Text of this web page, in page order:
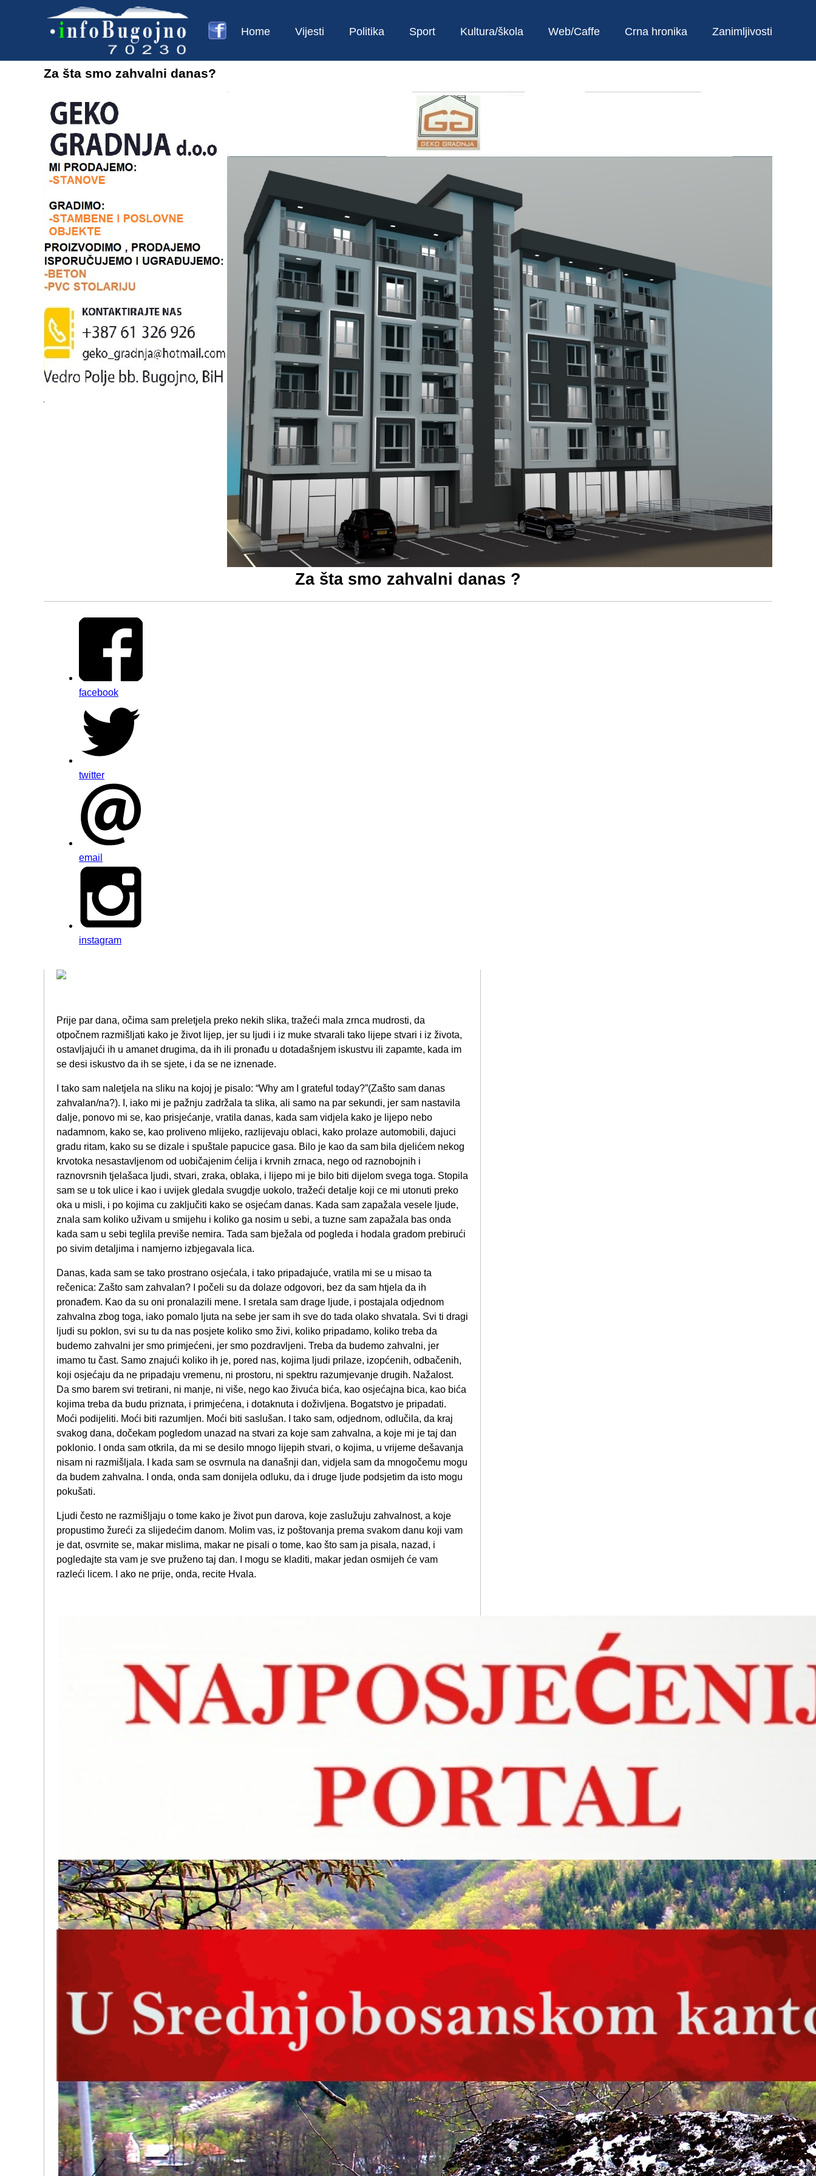
Home Vijesti Politika Sport Kultura/škola Web/Caffe Crna hronika Zanimljivosti
Za šta smo zahvalni danas?
Za šta smo zahvalni danas ?
facebook
twitter
email
instagram
Prije par dana, očima sam preletjela preko nekih slika, tražeći mala zrnca mudrosti, da
otpočnem razmišljati kako je život lijep, jer su ljudi i iz muke stvarali tako lijepe stvari i iz života,
ostavljajući ih u amanet drugima, da ih ili pronađu u dotadašnjem iskustvu ili zapamte, kada im
se desi iskustvo da ih se sjete, i da se ne iznenade.
I tako sam naletjela na sliku na kojoj je pisalo: “Why am I grateful today?”(Zašto sam danas
zahvalan/na?). I, iako mi je pažnju zadržala ta slika, ali samo na par sekundi, jer sam nastavila
dalje, ponovo mi se, kao prisjećanje, vratila danas, kada sam vidjela kako je lijepo nebo
nadamnom, kako se, kao proliveno mlijeko, razlijevaju oblaci, kako prolaze automobili, dajuci
gradu ritam, kako su se dizale i spuštale papucice gasa. Bilo je kao da sam bila djelićem nekog
krvotoka nesastavljenom od uobičajenim ćelija i krvnih zrnaca, nego od raznobojnih i
raznovrsnih tjelašaca ljudi, stvari, zraka, oblaka, i lijepo mi je bilo biti dijelom svega toga. Stopila
sam se u tok ulice i kao i uvijek gledala svugdje uokolo, tražeći detalje koji ce mi utonuti preko
oka u misli, i po kojima cu zaključiti kako se osjećam danas. Kada sam zapažala vesele ljude,
znala sam koliko uživam u smijehu i koliko ga nosim u sebi, a tuzne sam zapažala bas onda
kada sam u sebi teglila previše nemira. Tada sam bježala od pogleda i hodala gradom prebirući
po sivim detaljima i namjerno izbjegavala lica.
Danas, kada sam se tako prostrano osjećala, i tako pripadajuće, vratila mi se u misao ta
rečenica: Zašto sam zahvalan? I počeli su da dolaze odgovori, bez da sam htjela da ih
pronađem. Kao da su oni pronalazili mene. I sretala sam drage ljude, i postajala odjednom
zahvalna zbog toga, iako pomalo ljuta na sebe jer sam ih sve do tada olako shvatala. Svi ti dragi
ljudi su poklon, svi su tu da nas posjete koliko smo živi, koliko pripadamo, koliko treba da
budemo zahvalni jer smo primjećeni, jer smo pozdravljeni. Treba da budemo zahvalni, jer
imamo tu čast. Samo znajući koliko ih je, pored nas, kojima ljudi prilaze, izopćenih, odbačenih,
koji osjećaju da ne pripadaju vremenu, ni prostoru, ni spektru razumjevanje drugih. Nažalost.
Da smo barem svi tretirani, ni manje, ni više, nego kao živuća bića, kao osjećajna bica, kao bića
kojima treba da budu priznata, i primjećena, i dotaknuta i doživljena. Bogatstvo je pripadati.
Moći podijeliti. Moći biti razumljen. Moći biti saslušan. I tako sam, odjednom, odlučila, da kraj
svakog dana, dočekam pogledom unazad na stvari za koje sam zahvalna, a koje mi je taj dan
poklonio. I onda sam otkrila, da mi se desilo mnogo lijepih stvari, o kojima, u vrijeme dešavanja
nisam ni razmišljala. I kada sam se osvrnula na današnji dan, vidjela sam da mnogočemu mogu
da budem zahvalna. I onda, onda sam donijela odluku, da i druge ljude podsjetim da isto mogu
pokušati.
Ljudi često ne razmišljaju o tome kako je život pun darova, koje zaslužuju zahvalnost, a koje
propustimo žureći za slijedećim danom. Molim vas, iz poštovanja prema svakom danu koji vam
je dat, osvrnite se, makar mislima, makar ne pisali o tome, kao što sam ja pisala, nazad, i
pogledajte sta vam je sve pruženo taj dan. I mogu se kladiti, makar jedan osmijeh će vam
razleći licem. I ako ne prije, onda, recite Hvala.